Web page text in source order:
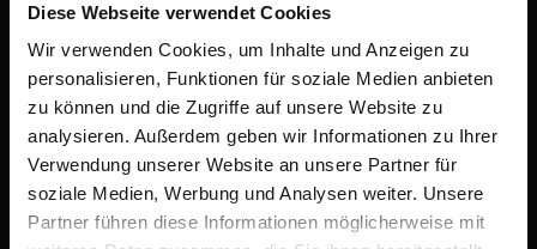
Diese Webseite verwendet Cookies
Wir verwenden Cookies, um Inhalte und Anzeigen zu
personalisieren, Funktionen für soziale Medien anbieten
zu können und die Zugriffe auf unsere Website zu
analysieren. Außerdem geben wir Informationen zu Ihrer
Verwendung unserer Website an unsere Partner für
soziale Medien, Werbung und Analysen weiter. Unsere
Partner führen diese Informationen möglicherweise mit
nämlich zunehmend und befindet sich
mittlerweile in einem akuten Tief. Die
Regierung sieht sich daher
gezwungen, die Regeln zu
verschärfen und alles in Bewegung zu
setzen, was irgendwie zu mehr